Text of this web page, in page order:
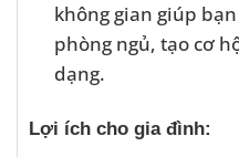
không gian giúp
phòng ngủ, tạo cơ
dạng.
Lợi ích cho gia đình: